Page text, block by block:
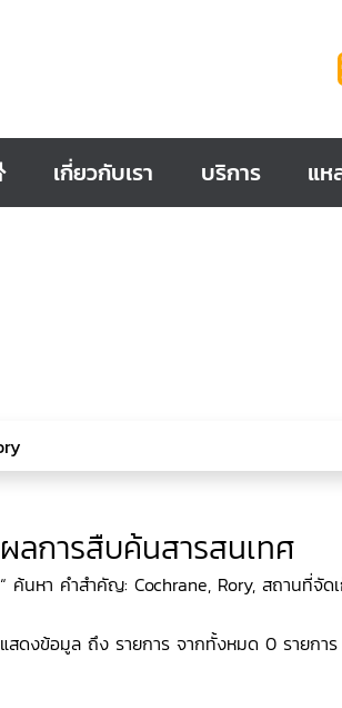
เกี่ยวกับเรา บริการ แห
ผลการสืบค้นสารสนเทศ
“ ค้นหา คำสำคัญ: Cochrane, Rory, สถานที่จัด
แสดงข้อมูล ถึง รายการ จากทั้งหมด 0 รายการ